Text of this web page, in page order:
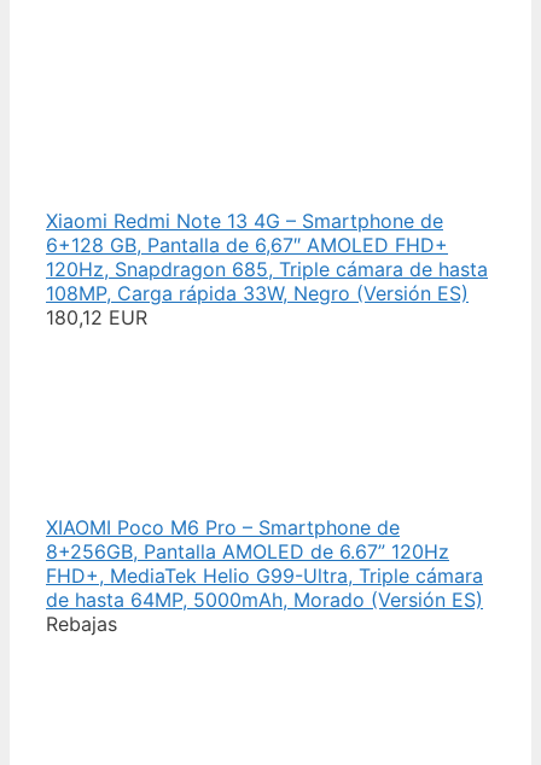
Xiaomi Redmi Note 13 4G – Smartphone de
6+128 GB, Pantalla de 6,67″ AMOLED FHD+
120Hz, Snapdragon 685, Triple cámara de hasta
108MP, Carga rápida 33W, Negro (Versión ES)
180,12 EUR
XIAOMI Poco M6 Pro – Smartphone de
8+256GB, Pantalla AMOLED de 6.67” 120Hz
FHD+, MediaTek Helio G99-Ultra, Triple cámara
de hasta 64MP, 5000mAh, Morado (Versión ES)
Rebajas